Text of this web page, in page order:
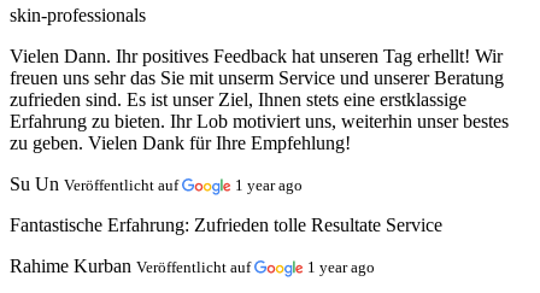
skin-professionals
Vielen Dann. Ihr positives Feedback hat unseren Tag erhellt! Wir
freuen uns sehr das Sie mit unserm Service und unserer Beratung
zufrieden sind. Es ist unser Ziel, Ihnen stets eine erstklassige
Erfahrung zu bieten. Ihr Lob motiviert uns, weiterhin unser bestes
zu geben. Vielen Dank für Ihre Empfehlung!
Su Un Veröffentlicht auf 1 year ago
Fantastische Erfahrung: Zufrieden tolle Resultate Service
Rahime Kurban Veröffentlicht auf 1 year ago